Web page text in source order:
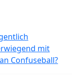
mit
Confuseball?